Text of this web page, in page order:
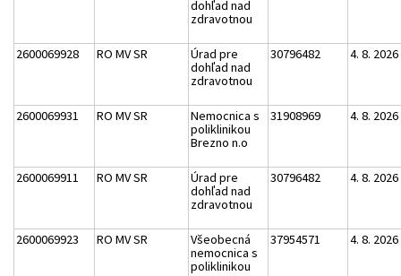
dohľad nad
zdravotnou
2600069928 RO MV SR
Úrad pre
dohľad nad
zdravotnou
30796482 4. 8. 2026
2600069931 RO MV SR
Nemocnica s
poliklinikou
Brezno n.o
31908969 4. 8. 2026
2600069911 RO MV SR
Úrad pre
dohľad nad
zdravotnou
30796482 4. 8. 2026
2600069923 RO MV SR
Všeobecná
nemocnica s
poliklinikou
37954571 4. 8. 2026